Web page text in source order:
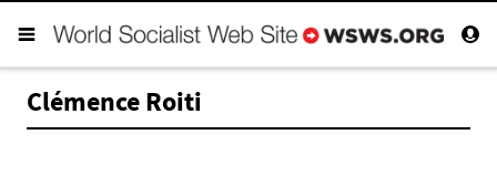
Clémence Roiti